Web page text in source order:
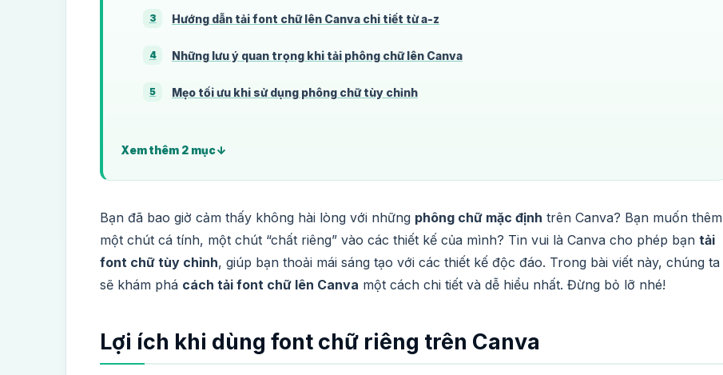
3 Hướng dẫn tải font chữ lên Canva chi tiết từ a-z
4 Những lưu ý quan trọng khi tải phông chữ lên Canva
5 Mẹo tối ưu khi sử dụng phông chữ tùy chỉnh
Xem thêm 2 mục
Bạn đã bao giờ cảm thấy không hài lòng với những phông chữ mặc định trên Canva? Bạn muốn thêm
một chút cá tính, một chút “chất riêng” vào các thiết kế của mình? Tin vui là Canva cho phép bạn tải
font chữ tùy chỉnh, giúp bạn thoải mái sáng tạo với các thiết kế độc đáo. Trong bài viết này, chúng ta
sẽ khám phá cách tải font chữ lên Canva một cách chi tiết và dễ hiểu nhất. Đừng bỏ lỡ nhé!
Lợi ích khi dùng font chữ riêng trên Canva